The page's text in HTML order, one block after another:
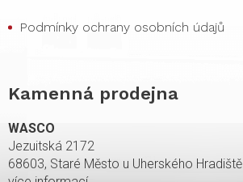
Podmínky ochrany osobních údajů
Kamenná prodejna
WASCO
Jezuitská 2172
68603, Staré Město u Uherského Hradiště